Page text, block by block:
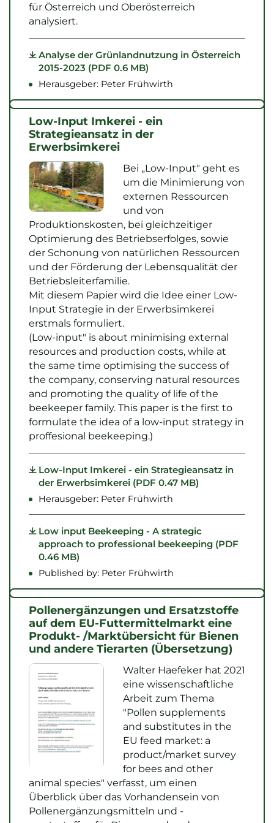
für Österreich und Oberösterreich
analysiert.
Analyse der Grünlandnutzung in Österreich
2015-2023 (PDF 0.6 MB)
Herausgeber: Peter Frühwirth
Low-Input Imkerei - ein
Strategieansatz in der
Erwerbsimkerei
Bei „Low-Input" geht es
um die Minimierung von
externen Ressourcen
und von
Produktionskosten, bei gleichzeitiger
Optimierung des Betriebserfolges, sowie
der Schonung von natürlichen Ressourcen
und der Förderung der Lebensqualität der
Betriebsleiterfamilie.
Mit diesem Papier wird die Idee einer Low-
Input Strategie in der Erwerbsimkerei
erstmals formuliert.
(Low-input" is about minimising external
resources and production costs, while at
the same time optimising the success of
the company, conserving natural resources
and promoting the quality of life of the
beekeeper family. This paper is the first to
formulate the idea of a low-input strategy in
proffesional beekeeping.)
Low-Input Imkerei - ein Strategieansatz in
der Erwerbsimkerei (PDF 0.47 MB)
Herausgeber: Peter Frühwirth
Low input Beekeeping - A strategic
approach to professional beekeeping (PDF
0.46 MB)
Published by: Peter Frühwirth
Pollenergänzungen und Ersatzstoffe
auf dem EU-Futtermittelmarkt eine
Produkt- /Marktübersicht für Bienen
und andere Tierarten (Übersetzung)
Walter Haefeker hat 2021
eine wissenschaftliche
Arbeit zum Thema
"Pollen supplements
and substitutes in the
EU feed market: a
product/market survey
for bees and other
animal species" verfasst, um einen
Überblick über das Vorhandensein von
Pollenergänzungsmitteln und -